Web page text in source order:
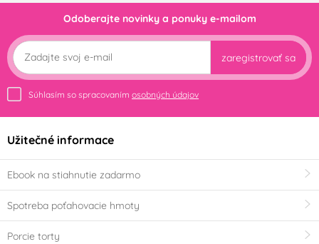
Odoberajte novinky a ponuky e-mailom
zaregistrovať sa
Súhlasím so spracovaním osobných údajov
Užitečné informace
Ebook na stiahnutie zadarmo
Spotreba poťahovacie hmoty
Porcie torty